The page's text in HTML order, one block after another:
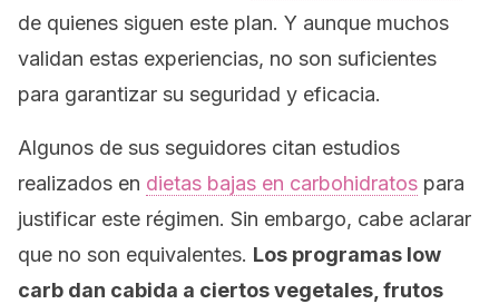
de quienes siguen este plan. Y aunque muchos
validan estas experiencias, no son suficientes
para garantizar su seguridad y eficacia.
Algunos de sus seguidores citan estudios
realizados en dietas bajas en carbohidratos para
justificar este régimen. Sin embargo, cabe aclarar
que no son equivalentes. Los programas low
carb dan cabida a ciertos vegetales, frutos